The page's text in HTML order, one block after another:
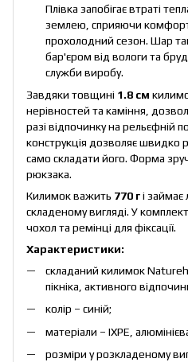
Плівка запобігає втраті
землею, сприяючи
прохолодний сезон. Шар
бар'єром від вологи та
служби виробу.
Завдяки товщині 1.8 см
нерівностей та каміння,
разі відпочинку на рельєфній
конструкція дозволяє швидко
само складати його. Форма
рюкзака.
Килимок важить 770 гі
складеному вигляді. У
чохол та ремінці для фіксації.
Характеристики:
складаний килимок
пікніка, активного
колір – синій;
матеріали – IXPE,
розміри у розкладеному